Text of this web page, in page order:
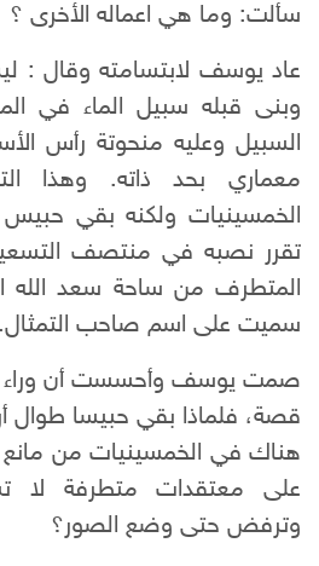
سألت: وما هي اعماله الأخرى ؟
عاد يوسف لابتسامته وقال : ليس
وبنى قبله سبيل الماء في
السبيل وعليه منحوتة رأس
معماري بحد ذاته. وهذا
الخمسينيات ولكنه بقي حبيس
تقرر نصبه في منتصف
المتطرف من ساحة سعد الله
سميت على اسم صاحب التمثال.
صمت يوسف وأحسست أن وراء
قصة، فلماذا بقي حبيسا طوال
هناك في الخمسينيات من مانع
على معتقدات متطرفة لا
وترفض حتى وضع الصور؟